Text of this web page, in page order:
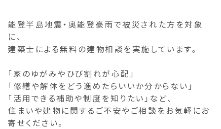
能登半島地震・奥能登豪雨で被災された方を対象
に、
建築士による無料の建物相談を実施しています。
「家のゆがみやひび割れが心配」
「修繕や解体をどう進めたらいいか分からない」
「活用できる補助や制度を知りたい」など、
住まいや建物に関するご不安やご相談をお気軽にお
寄せください。